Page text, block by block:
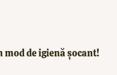
de igienă șocant!